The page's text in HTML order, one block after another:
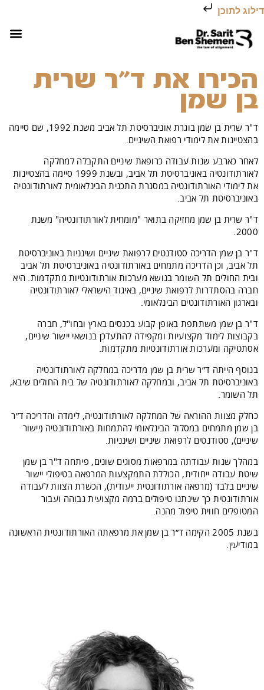
דילוג לתוכן
הכירו את ד"ר שרית
בן שמן
ד"ר שרית בן שמן בוגרת אוניברסיטת תל אביב משנת 1992, שם סיימה
בהצטיינות את לימודי רפואת השיניים.
לאחר כארבע שנות עבודה כרופאת שיניים התקבלה למחלקה
לאורתודונטיה באוניברסיטת תל אביב, ובשנת 1999 סיימה בהצטיינות
את לימודי האורתודונטיה במסגרת התכנית הבינלאומית לאורתודונטיה
באוניברסיטת תל אביב.
ד"ר שרית בן שמן מחזיקה בתואר "מומחית לאורתודונטיה" משנת
2000.
ד"ר בן שמן הדריכה סטודנטים לרפואת שיניים ושינניות באוניברסיטת
תל אביב, וכן הדריכה מתמחים באורתודונטיה באוניברסיטת תל אביב
ובית החולים תל השומר בנושא מערכות אורתודונטיות מתקדמות. היא
חברה בהסתדרות לרפואת שיניים, באיגוד הישראלי לאורתודונטיה
ובארגון האורתודונטים הבינלאומי.
ד"ר בן שמן משתתפת באופן קבוע בכנסים בארץ ובחו"ל, חברה
בקבוצות לימוד מקצועיות ומקפידה להתעדכן בנושאי יישור שיניים,
אסתטיקה ומערכות אורתודונטיות מתקדמות.
בנוסף הייתה ד״ר שרית בן שמן מדריכה במחלקה לאורתודונטיה
באוניברסיטת תל אביב, ובמחלקה לאורתודונטיה של בית החולים שיבא,
תל השומר.
כחלק מצוות ההוראה של המחלקה לאורתודונטיה, לימדה והדריכה ד״ר
בן שמן מתמחים במסלול הבינלאומי להתמחות באורתודונטיה (יישור
שיניים), סטודנטים לרפואת שיניים ושינניות.
במהלך שנות עבודתה במרפאות מסוגים שונים, פיתחה ד"ר בן שמן
שיטת עבודה ייחודית, הכוללת התמקצעות המרפאה בטיפולי יישור
שיניים בלבד (מרפאה אורתודונטית ייעודית), הכשרת הצוות לעבודה
אורתודונטית כך שינתנו טיפולים ברמה מקצועית גבוהה ועבור
המטופלים חווית טיפול מהנה.
בשנת 2005 הקימה ד״ר בן שמן את מרפאתה האורתודונטית הראשונה
במודיעין.